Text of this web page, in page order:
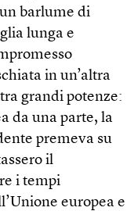
barlume di
lunga e
in un’altra
grandi potenze:
da una parte, la
premeva su
il
i tempi
europea e